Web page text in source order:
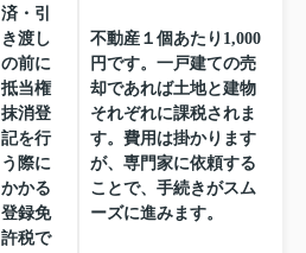
済・引
き渡し
の前に
抵当権
抹消登
記を行
う際に
かかる
登録免
許税で
不動産１個あたり1,000
円です。一戸建ての売
却であれば土地と建物
それぞれに課税されま
す。費用は掛かります
が、専門家に依頼する
ことで、手続きがスム
ーズに進みます。